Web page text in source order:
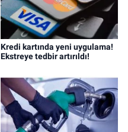
Kredi kartında yeni uygulama!
Ekstreye tedbir artırıldı!